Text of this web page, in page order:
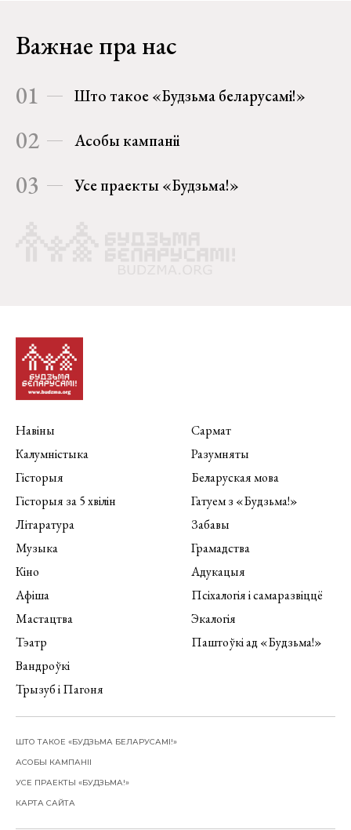
Важнае пра нас
01 Што такое «Будзьма беларусамі!»
02 Асобы кампаніі
03 Усе праекты «Будзьма!»
Навіны
Калумністыка
Гісторыя
Гісторыя за 5 хвілін
Літаратура
Музыка
Кіно
Афіша
Мастацтва
Тэатр
Вандроўкі
Трызуб і Пагоня
Сармат
Разумняты
Беларуская мова
Гатуем з «Будзьма!»
Забавы
Грамадства
Адукацыя
Псіхалогія і самаразвіццё
Экалогія
Паштоўкі ад «Будзьма!»
ШТО ТАКОЕ «БУДЗЬМА БЕЛАРУСАМІ!»
АСОБЫ КАМПАНІІ
УСЕ ПРАЕКТЫ «БУДЗЬМА!»
КАРТА САЙТА